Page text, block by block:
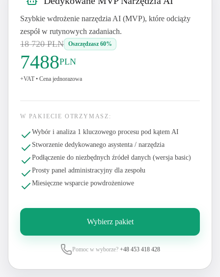
Szybkie wdrożenie narzędzia AI (MVP), które odciąży
zespół w rutynowych zadaniach.
18 720 PLN Oszczędzasz 60%
7488PLN
+VAT • Cena jednorazowa
W PAKIECIE OTRZYMASZ:
Wybór i analiza 1 kluczowego procesu pod kątem AI
Stworzenie dedykowanego asystenta / narzędzia
Podłączenie do niezbędnych źródeł danych (wersja basic)
Prosty panel administracyjny dla zespołu
Miesięczne wsparcie powdrożeniowe
Wybierz pakiet
Pomoc w wyborze? +48 453 418 428